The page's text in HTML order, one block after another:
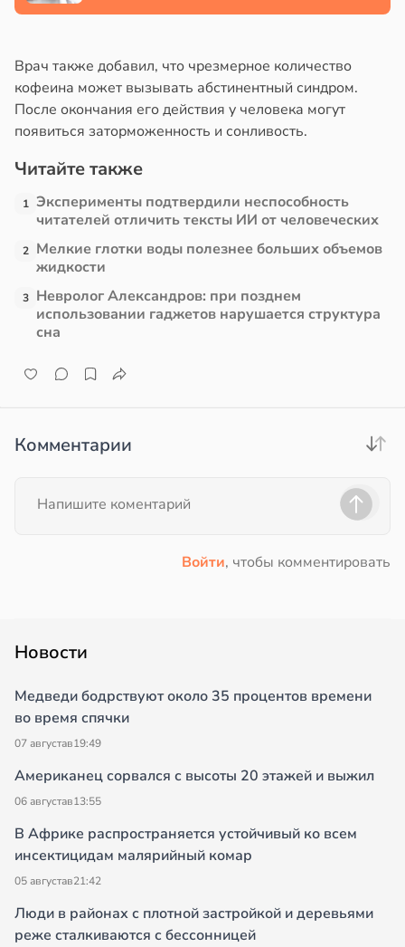
в13:38
Врач также добавил, что чрезмерное количество
кофеина может вызывать абстинентный синдром.
После окончания его действия у человека могут
появиться заторможенность и сонливость.
Читайте также
1 Эксперименты подтвердили неспособность
читателей отличить тексты ИИ от человеческих
2 Мелкие глотки воды полезнее больших объемов
жидкости
3 Невролог Александров: при позднем
использовании гаджетов нарушается структура
сна
Комментарии
Войти, чтобы комментировать
Новости
Медведи бодрствуют около 35 процентов времени
во время спячки
07 августав19:49
Американец сорвался с высоты 20 этажей и выжил
06 августав13:55
В Африке распространяется устойчивый ко всем
инсектицидам малярийный комар
05 августав21:42
Люди в районах с плотной застройкой и деревьями
реже сталкиваются с бессонницей